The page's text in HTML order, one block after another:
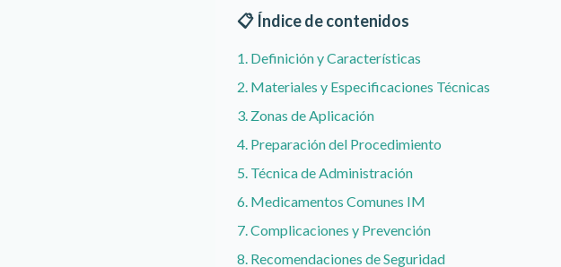
📋 Índice de contenidos
1. Definición y Características
2. Materiales y Especificaciones Técnicas
3. Zonas de Aplicación
4. Preparación del Procedimiento
5. Técnica de Administración
6. Medicamentos Comunes IM
7. Complicaciones y Prevención
8. Recomendaciones de Seguridad